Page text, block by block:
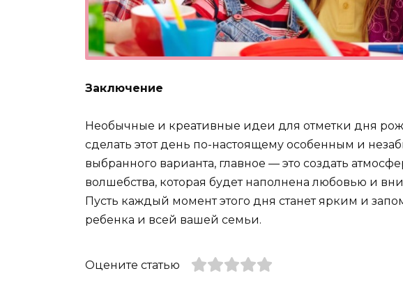
Заключение
Необычные и креативные идеи для отметки дня
сделать этот день по-настоящему особенным и
выбранного варианта, главное — это создать
волшебства, которая будет наполнена любовью и
Пусть каждый момент этого дня станет ярким и
ребенка и всей вашей семьи.
Оцените статью